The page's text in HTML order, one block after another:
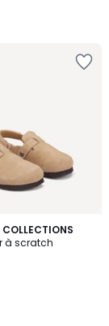
COLLECTIONS
à scratch